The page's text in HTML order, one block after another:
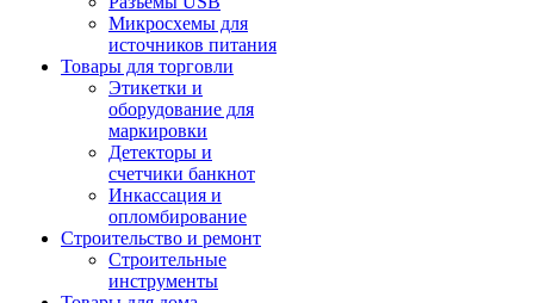
Микросхемы для
источников питания
Товары для торговли
Этикетки и
оборудование для
маркировки
Детекторы и
счетчики банкнот
Инкассация и
опломбирование
Строительство и ремонт
Строительные
инструменты